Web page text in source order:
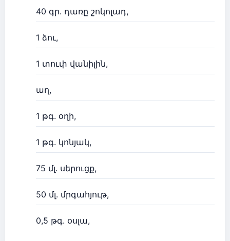
40 գր. դառը շոկոլադ,
1 ձու,
1 տուփ վանիլին,
աղ,
1 թգ. օղի,
1 թգ. կոնյակ,
75 մլ. սերուցք,
50 մլ. մրգահյութ,
0,5 թգ. օսլա,